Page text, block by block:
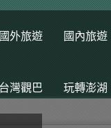
國外旅遊 國內旅遊
台灣觀巴 玩轉澎湖